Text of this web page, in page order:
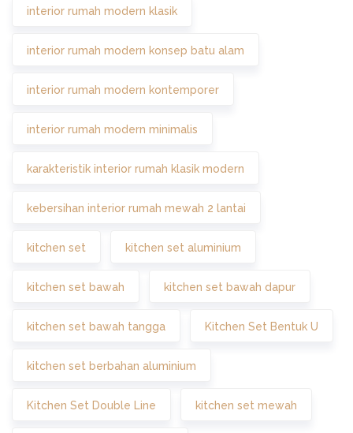
interior rumah modern klasik
interior rumah modern konsep batu alam
interior rumah modern kontemporer
interior rumah modern minimalis
karakteristik interior rumah klasik modern
kebersihan interior rumah mewah 2 lantai
kitchen set kitchen set aluminium
kitchen set bawah kitchen set bawah dapur
kitchen set bawah tangga Kitchen Set Bentuk U
kitchen set berbahan aluminium
Kitchen Set Double Line kitchen set mewah